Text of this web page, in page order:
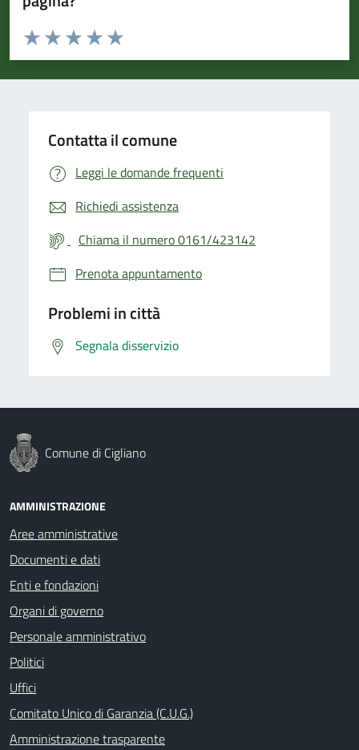
Valuta da 1 a 5 stelle la pagina
Valuta 5 stelle su 5
Valuta 4 stelle su 5
Valuta 3 stelle su 5
Valuta 2 stelle su 5
Valuta 1 stelle su 5
Contatta il comune
Leggi le domande frequenti
Richiedi assistenza
Chiama il numero 0161/423142
Prenota appuntamento
Problemi in città
Segnala disservizio
Comune di Cigliano
AMMINISTRAZIONE
Aree amministrative
Documenti e dati
Enti e fondazioni
Organi di governo
Personale amministrativo
Politici
Uffici
Comitato Unico di Garanzia (C.U.G.)
Amministrazione trasparente